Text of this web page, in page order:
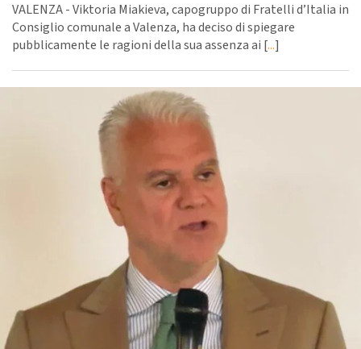
VALENZA - Viktoria Miakieva, capogruppo di Fratelli d’Italia in
Consiglio comunale a Valenza, ha deciso di spiegare
pubblicamente le ragioni della sua assenza ai [...]